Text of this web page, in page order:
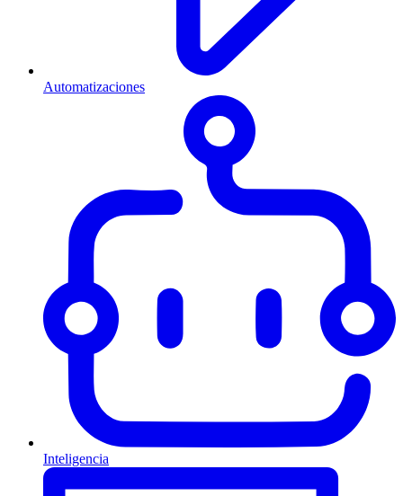
Automatizaciones
Inteligencia